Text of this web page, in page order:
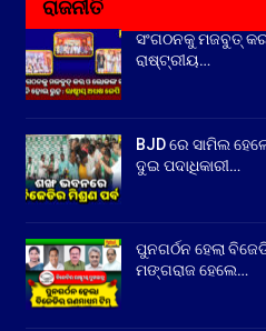
ରାଜନୀତି
ସଂଗଠନକୁ ମଜବୁତ୍
ରାଷ୍ଟ୍ରୀୟ…
BJD ରେ ସାମିଲ
ଦୁଇ ପଦାଧିକାରୀ…
ପୁନଗର୍ଠନ ହେଲା
ମଙ୍ଗରାଜ ହେଲେ…